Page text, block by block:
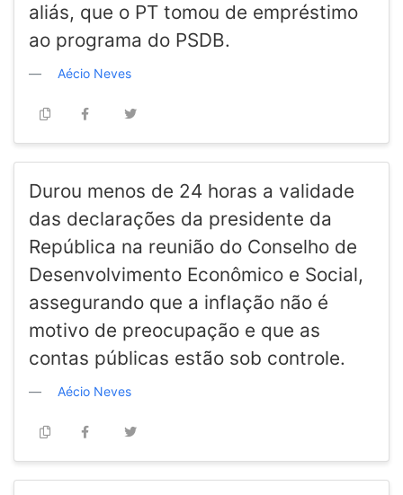
aliás, que o PT tomou de empréstimo
ao programa do PSDB.
Aécio Neves
Durou menos de 24 horas a validade
das declarações da presidente da
República na reunião do Conselho de
Desenvolvimento Econômico e Social,
assegurando que a inflação não é
motivo de preocupação e que as
contas públicas estão sob controle.
Aécio Neves